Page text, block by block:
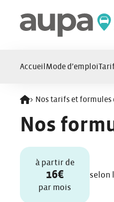
Accueil Mode d’emploi
Retour à l'accueil
> Nos tarifs et formules
Nos
à partir de
16€
par mois
selon